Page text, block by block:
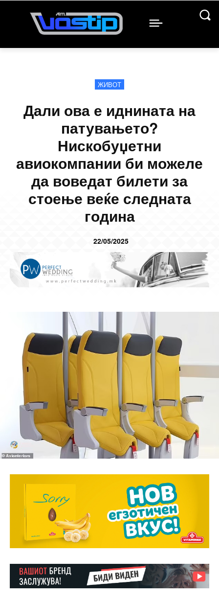
ЖИВОТ
Дали ова е иднината на
патувањето?
Нискобуџетни
авиокомпании би можеле
да воведат билети за
стоење веќе следната
година
22/05/2025